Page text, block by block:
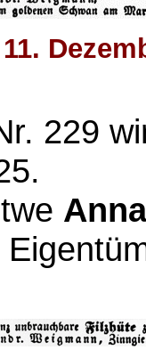
229